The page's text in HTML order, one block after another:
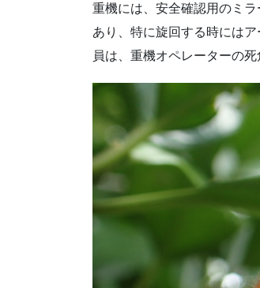
重機には、安全確認用のミ
あり、特に旋回する時には
員は、重機オペレーターの